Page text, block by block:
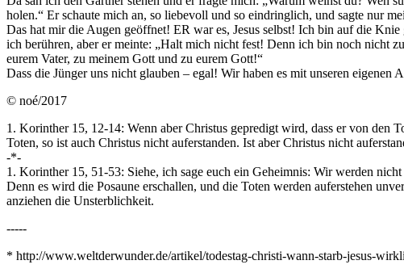
holen.“ Er schaute mich an, so liebevoll und so eindringlich, und sagte nur
Das hat mir die Augen geöffnet! ER war es, Jesus selbst! Ich bin auf die
ich berühren, aber er meinte: „Halt mich nicht fest! Denn ich bin noch nicht
eurem Vater, zu meinem Gott und zu eurem Gott!“
Dass die Jünger uns nicht glauben – egal! Wir haben es mit unseren
© noé/2017
1. Korinther 15, 12-14: Wenn aber Christus gepredigt wird, dass er von den
Toten, so ist auch Christus nicht auferstanden. Ist aber Christus nicht
-*-
1. Korinther 15, 51-53: Siehe, ich sage euch ein Geheimnis: Wir werden
Denn es wird die Posaune erschallen, und die Toten werden auferstehen
anziehen die Unsterblichkeit.
-----
* http://www.weltderwunder.de/artikel/todestag-christi-wann-starb-jesus-